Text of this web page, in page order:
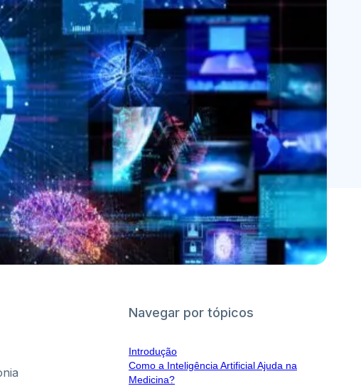
Navegar por tópicos
Introdução
Como a Inteligência Artificial Ajuda na
Medicina?